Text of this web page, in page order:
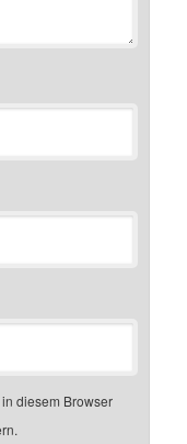
diesem Browser